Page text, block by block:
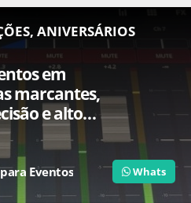
ANIVERSÁRIOS
em
marcantes,
e alto
Eventos Whats